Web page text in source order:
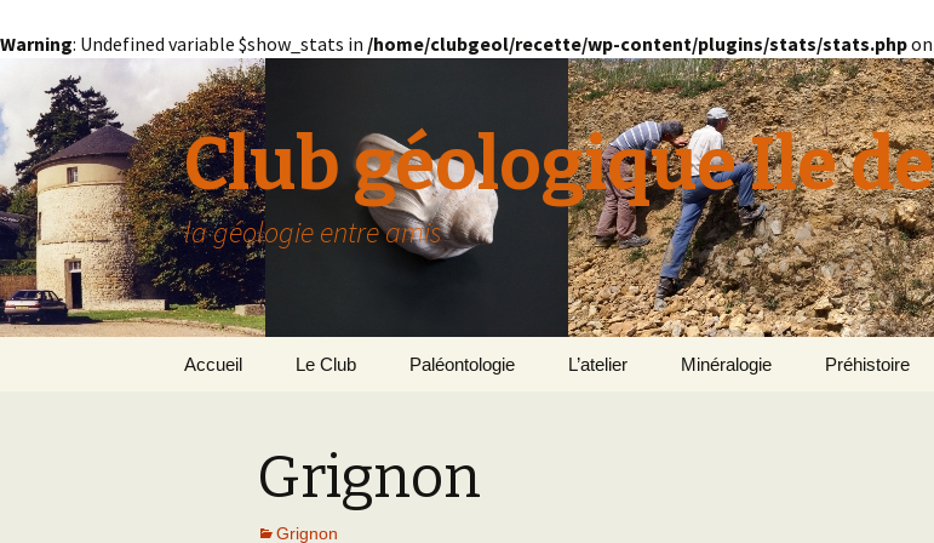
Warning: Undefined variable $show_stats in /home/clubgeol/recette/wp-content/plugins/stats/stats.php
Club géologique Ile
la géologie entre amis
Accueil Le Club
Paris
Grignon
Paléontologie
Le Bassin Parisien
L’atelier Minéralogie Préhistoire
Grignon
Grignon